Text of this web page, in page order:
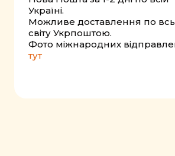
Україні.
Можливе доставлення по
світу Укрпоштою.
Фото міжнародних
тут